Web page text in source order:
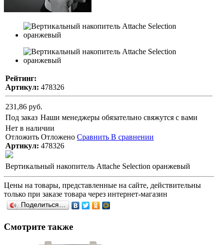
Рейтинг:
Артикул: 478326
231,86 руб.
Под заказ Наши менеджеры обязательно свяжутся с вами
Нет в наличии
Отложить Отложено Сравнить В сравнении
Артикул: 478326
Вертикальный накопитель Attache Selection оранжевый
Цены на товары, представленные на сайте, действительны
только при заказе товара через интернет-магазин
Поделиться…
Смотрите также